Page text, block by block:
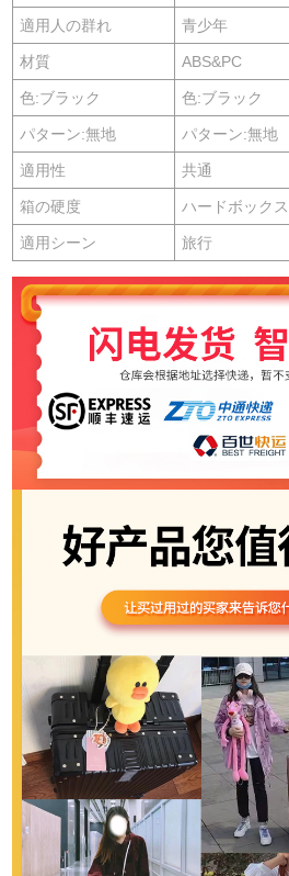
適用人の群れ 青少年
材質 ABS&PC
色:ブラック 色:ブラック
パターン:無地 パターン:無地
適用性 共通
箱の硬度 ハードボックス
適用シーン 旅行